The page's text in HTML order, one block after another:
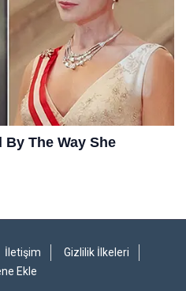
İletişim
Gizlilik İlkeleri
Ekle